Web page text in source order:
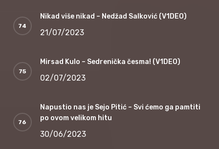
Nikad više nikad – Nedžad Salković (V1DEO)
21/07/2023
Mirsad Kulo – Sedrenička česma! (V1DEO)
02/07/2023
Napustio nas je Sejo Pitić – Svi ćemo ga pamtiti
po ovom velikom hitu
30/06/2023